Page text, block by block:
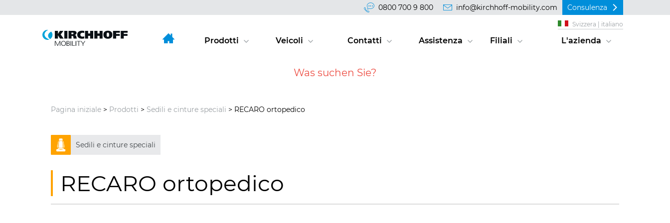
Contenu
0800 700 9 800 info@kirchhoff-mobility.com Consulenza
Prodotti Veicoli Contatti Assistenza Filiali L'azienda
Svizzera | italiano
Pagina iniziale > Prodotti > Sedili e cinture speciali > RECARO ortopedico
Sedili e cinture speciali
RECARO ortopedico